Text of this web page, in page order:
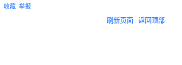
收藏 举报
刷新页面 返回顶部